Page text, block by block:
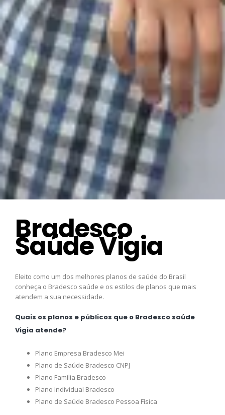
Bradesco
Saúde Vigia
Eleito como um dos melhores planos de saúde do Brasil
conheça o Bradesco saúde e os estilos de planos que mais
atendem a sua necessidade.
Quais os planos e públicos que o Bradesco saúde
Vigia atende?
Plano Empresa Bradesco Mei
Plano de Saúde Bradesco CNPJ
Plano Família Bradesco
Plano Individual Bradesco
Plano de Saúde Bradesco Pessoa Física